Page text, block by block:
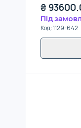
₴
Під
Код:1129-642